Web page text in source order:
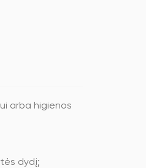
arba higienos
dydį;